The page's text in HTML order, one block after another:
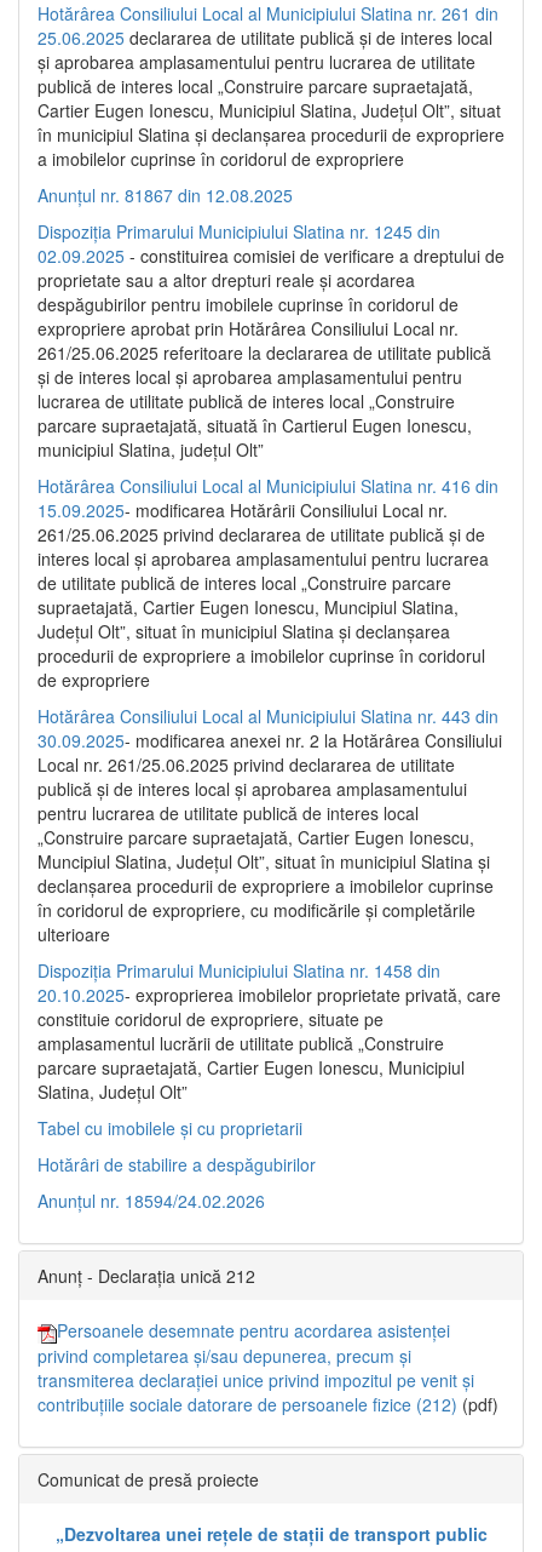
Hotărârea Consiliului Local al Municipiului Slatina nr. 261 din
25.06.2025 declararea de utilitate publică și de interes local
și aprobarea amplasamentului pentru lucrarea de utilitate
publică de interes local „Construire parcare supraetajată,
Cartier Eugen Ionescu, Municipiul Slatina, Județul Olt”, situat
în municipiul Slatina și declanșarea procedurii de expropriere
a imobilelor cuprinse în coridorul de expropriere
Anunțul nr. 81867 din 12.08.2025
Dispoziția Primarului Municipiului Slatina nr. 1245 din
02.09.2025 - constituirea comisiei de verificare a dreptului de
proprietate sau a altor drepturi reale și acordarea
despăgubirilor pentru imobilele cuprinse în coridorul de
expropriere aprobat prin Hotărârea Consiliului Local nr.
261/25.06.2025 referitoare la declararea de utilitate publică
și de interes local și aprobarea amplasamentului pentru
lucrarea de utilitate publică de interes local „Construire
parcare supraetajată, situată în Cartierul Eugen Ionescu,
municipiul Slatina, județul Olt”
Hotărârea Consiliului Local al Municipiului Slatina nr. 416 din
15.09.2025- modificarea Hotărârii Consiliului Local nr.
261/25.06.2025 privind declararea de utilitate publică și de
interes local și aprobarea amplasamentului pentru lucrarea
de utilitate publică de interes local „Construire parcare
supraetajată, Cartier Eugen Ionescu, Muncipiul Slatina,
Județul Olt”, situat în municipiul Slatina și declanșarea
procedurii de expropriere a imobilelor cuprinse în coridorul
de expropriere
Hotărârea Consiliului Local al Municipiului Slatina nr. 443 din
30.09.2025- modificarea anexei nr. 2 la Hotărârea Consiliului
Local nr. 261/25.06.2025 privind declararea de utilitate
publică şi de interes local şi aprobarea amplasamentului
pentru lucrarea de utilitate publică de interes local
„Construire parcare supraetajată, Cartier Eugen Ionescu,
Muncipiul Slatina, Judeţul Olt”, situat în municipiul Slatina şi
declanşarea procedurii de expropriere a imobilelor cuprinse
în coridorul de expropriere, cu modificările şi completările
ulterioare
Dispoziția Primarului Municipiului Slatina nr. 1458 din
20.10.2025- exproprierea imobilelor proprietate privată, care
constituie coridorul de expropriere, situate pe
amplasamentul lucrării de utilitate publică „Construire
parcare supraetajată, Cartier Eugen Ionescu, Municipiul
Slatina, Județul Olt”
Tabel cu imobilele și cu proprietarii
Hotărâri de stabilire a despăgubirilor
Anunțul nr. 18594/24.02.2026
Anunț - Declarația unică 212
Persoanele desemnate pentru acordarea asistenței
privind completarea și/sau depunerea, precum și
transmiterea declarației unice privind impozitul pe venit și
contribuțiile sociale datorare de persoanele fizice (212) (pdf)
Comunicat de presă proiecte
„Dezvoltarea unei rețele de stații de transport public